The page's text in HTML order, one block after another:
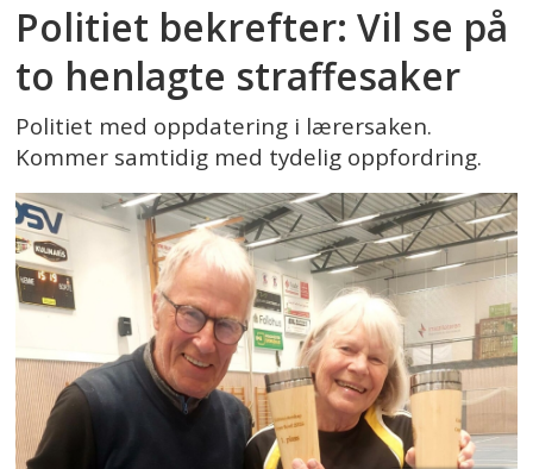
Politiet bekrefter: Vil se på
to henlagte straffesaker
Politiet med oppdatering i lærersaken.
Kommer samtidig med tydelig oppfordring.